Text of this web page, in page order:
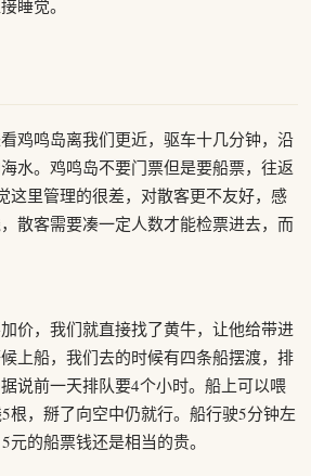
睡觉。
鸡鸣岛离我们更近，驱车十几分钟，沿
水。鸡鸣岛不要门票但是要船票，往返
这里管理的很差，对散客更不友好，感
散客需要凑一定人数才能检票进去，而
价，我们就直接找了黄牛，让他给带进
上船，我们去的时候有四条船摆渡，排
说前一天排队要4个小时。船上可以喂
根，掰了向空中仍就行。船行驶5分钟左
的船票钱还是相当的贵。